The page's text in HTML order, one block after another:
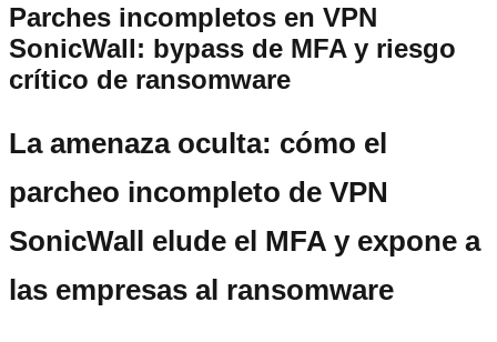
Parches incompletos en VPN
SonicWall: bypass de MFA y riesgo
crítico de ransomware
La amenaza oculta: cómo el
parcheo incompleto de VPN
SonicWall elude el MFA y expone a
las empresas al ransomware